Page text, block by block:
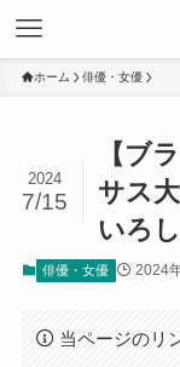
ホーム 俳優・女優
【ブ
サス
いろ
2024
7/15
俳優・女優 2024
当ページのリ